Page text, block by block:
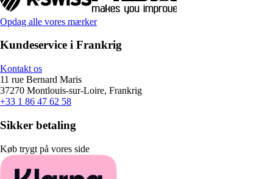
Opdag alle vores mærker
Kundeservice i Frankrig
Kontakt os
11 rue Bernard Maris
37270 Montlouis-sur-Loire, Frankrig
+33 1 86 47 62 58
Sikker betaling
Køb trygt på vores side